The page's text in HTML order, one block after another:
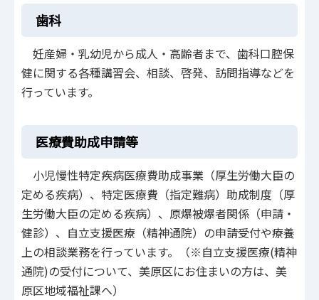
歯科
妊産婦・乳幼児から成人・高齢者まで、歯科口腔保
健に関する各種講習会、相談、啓発、訪問指導などを
行っています。
医療費助成申請等
小児慢性特定疾病医療費助成事業（厚生労働大臣の
定める疾病）、特定医療費（指定難病）助成制度（厚
生労働大臣の定める疾病）、原爆被爆者関係（申請・
健診）、自立支援医療（精神通院）の申請受付や療養
上の相談業務を行っています。（※自立支援医療(精神
通院)の受付について、美原区にお住まいの方は、美
原区地域福祉課へ）